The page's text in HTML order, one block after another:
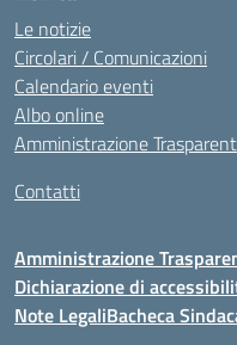
Le notizie
Circolari / Comunicazioni
Calendario eventi
Albo online
Amministrazione
Contatti
Amministrazione
Dichiarazione di
Note LegaliBacheca